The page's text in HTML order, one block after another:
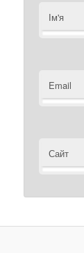
Ім'я
Email
Сайт